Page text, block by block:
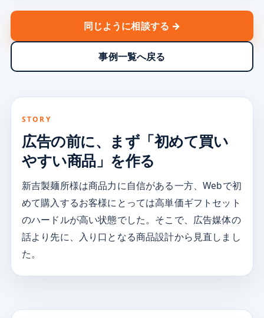
同じように相談する →
事例一覧へ戻る
STORY
広告の前に、 まず「初めて買い
やすい商品」を作る
新吉製麺所様は商品力に自信がある一方、Webで初
めて購入するお客様にとっては高単価ギフトセット
のハードルが高い状態でした。そこで、広告媒体の
話より先に、入り口となる商品設計から見直しまし
た。